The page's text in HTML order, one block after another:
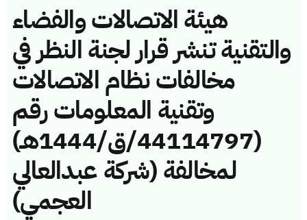
هيئة الاتصالات والفضاء
والتقنية تنشر قرار لجنة النظر في
مخالفات نظام الاتصالات
وتقنية المعلومات رقم
(44114797/ق/1444هـ)
لمخالفة (شركة عبدالعالي
العجمي)